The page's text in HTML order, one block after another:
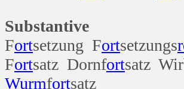
Substantive
Fortsetzung Fortsetzungs
Fortsatz Dornfortsatz
Wurmfortsatz